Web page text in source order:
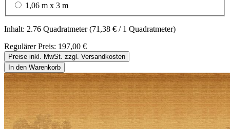
1,06 m x 3 m
Inhalt: 2.76 Quadratmeter(71,38 € / 1 Quadratmeter)
Regulärer Preis: 197,00 €
Preise inkl. MwSt. zzgl. Versandkosten
In den Warenkorb